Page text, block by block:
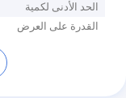
الحد الأدنى لكمية
القدرة على العرض